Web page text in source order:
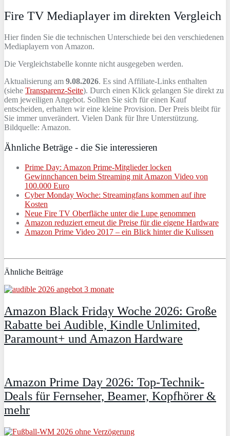
Fire TV Mediaplayer im direkten Vergleich
Hier finden Sie die technischen Unterschiede bei den verschiedenen
Mediaplayern von Amazon.
Die Vergleichstabelle konnte nicht ausgegeben werden.
Aktualisierung am 9.08.2026. Es sind Affiliate-Links enthalten
(siehe Transparenz-Seite). Durch einen Klick gelangen Sie direkt zu
dem jeweiligen Angebot. Sollten Sie sich für einen Kauf
entscheiden, erhalten wir eine kleine Provision. Der Preis bleibt für
Sie immer unverändert. Vielen Dank für Ihre Unterstützung.
Bildquelle: Amazon.
Ähnliche Beträge - die Sie interessieren
Prime Day: Amazon Prime-Mitglieder locken
Gewinnchancen beim Streaming mit Amazon Video von
100.000 Euro
Cyber Monday Woche: Streamingfans kommen auf ihre
Kosten
Neue Fire TV Oberfläche unter die Lupe genommen
Amazon reduziert erneut die Preise für die eigene Hardware
Amazon Prime Video 2017 – ein Blick hinter die Kulissen
Ähnliche Beiträge
Amazon Black Friday Woche 2026: Große
Rabatte bei Audible, Kindle Unlimited,
Paramount+ und Amazon Hardware
Amazon Prime Day 2026: Top-Technik-
Deals für Fernseher, Beamer, Kopfhörer &
mehr